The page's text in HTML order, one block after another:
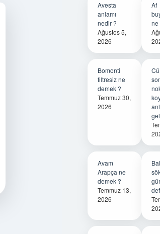
Avesta
anlamı
nedir ?
Ağustos 5,
2026
Af
ne
Bomonti
filtresiz ne
demek ?
Temmuz 30,
2026
Avam
Arapça ne
demek ?
Temmuz 13,
2026